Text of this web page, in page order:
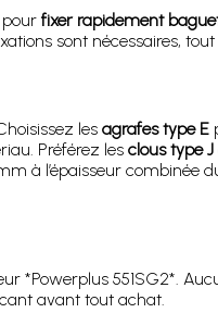
fixer rapidement
sont nécessaires,
les agrafes type E
Préférez les clous type J
à l’épaisseur combinée
551SG2*.
avant tout achat.